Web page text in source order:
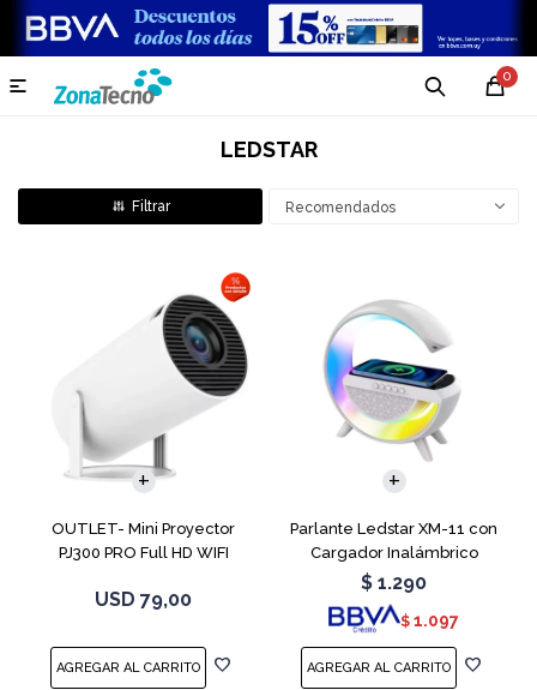
0

LEDSTAR
Recomendados
OUTLET- Mini Proyector
PJ300 PRO Full HD WIFI
USD 79,00
Parlante Ledstar XM-11 con
Cargador Inalámbrico
$ 1.290
$ 1.097